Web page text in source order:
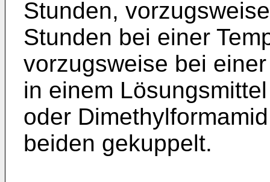
Stunden,
Stunden bei einer
vorzugsweise bei
in einem
oder
beiden gekuppelt.